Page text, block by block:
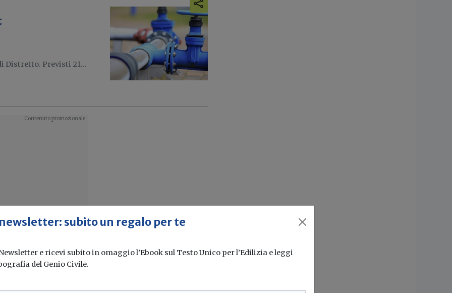
Distretto. Previsti 21...
subito un regalo per te
e ricevi subito in omaggio l’Ebook sul Testo Unico per l’Edilizia e leggi
del Genio Civile.